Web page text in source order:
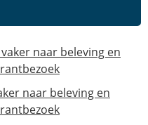
naar beleving en
naar beleving en